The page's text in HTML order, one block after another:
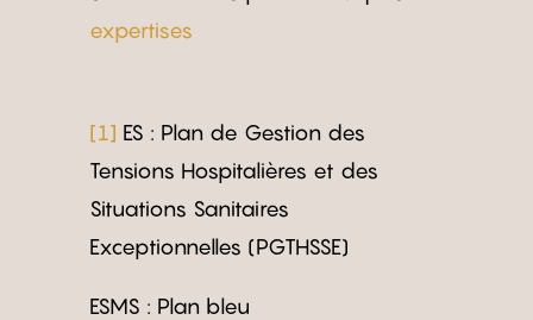
expertises
[1] ES : Plan de Gestion des
Tensions Hospitalières et des
Situations Sanitaires
Exceptionnelles (PGTHSSE)
ESMS : Plan bleu